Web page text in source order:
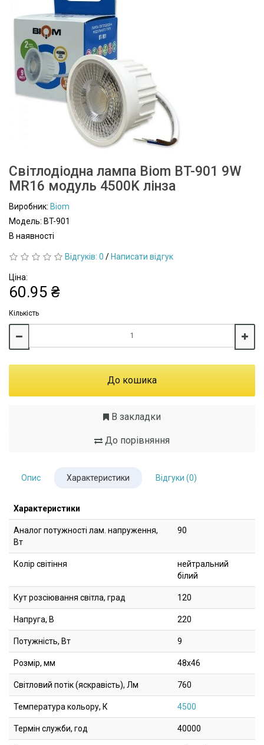
Світлодіодна лампа Biom BT-901 9W
MR16 модуль 4500K лінза
Виробник: Biom
Модель: BT-901
В наявності
Відгуків: 0 / Написати відгук
Ціна:
60.95 ₴
Кількість
До кошика
В закладки
До порівняння
Опис Характеристики Відгуки (0)
Характеристики
Аналог потужності лам. напруження,
Вт
90
Колір світіння
нейтральний
білий
Кут розсіювання світла, град 120
Напруга, В 220
Потужність, Вт 9
Розмір, мм 48х46
Світловий потік (яскравість), Лм 760
Температура кольору, К 4500
Термін служби, год 40000